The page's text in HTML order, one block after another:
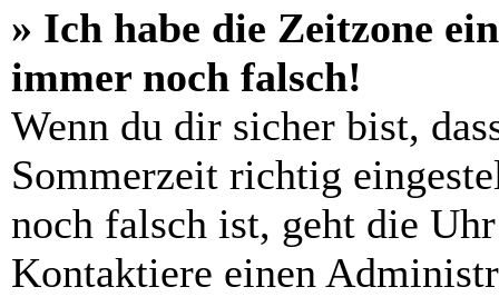
» Ich habe die Zeitzone
immer noch falsch!
Wenn du dir sicher bist,
Sommerzeit richtig
noch falsch ist, geht die
Kontaktiere einen